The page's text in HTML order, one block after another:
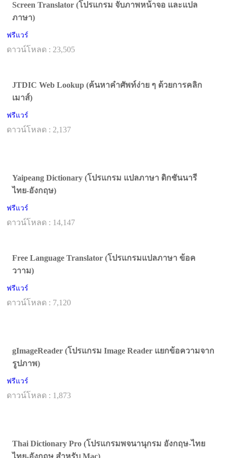
Screen Translator (โปรแกรม จับภาพหน้าจอ และแปล
ภาษา)
ฟรีแวร์
ดาวน์โหลด : 23,505
JTDIC Web Lookup (ค้นหาคำศัพท์ง่าย ๆ ด้วยการคลิก
เมาส์)
ฟรีแวร์
ดาวน์โหลด : 2,137
Yaipeang Dictionary (โปรแกรม แปลภาษา ดิกชันนารี
ไทย-อังกฤษ)
ฟรีแวร์
ดาวน์โหลด : 14,147
Free Language Translator (โปรแกรมแปลภาษา ข้อค
วาาม)
ฟรีแวร์
ดาวน์โหลด : 7,120
gImageReader (โปรแกรม Image Reader แยกข้อความจาก
รูปภาพ)
ฟรีแวร์
ดาวน์โหลด : 1,873
Thai Dictionary Pro (โปรแกรมพจนานุกรม อังกฤษ-ไทย
ไทย-อังกฤษ สำหรับ Mac)